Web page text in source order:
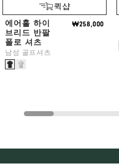
퀵샵
에어홀 하이
브리드 반팔
폴로 셔츠
남성 골프셔츠
₩258,000